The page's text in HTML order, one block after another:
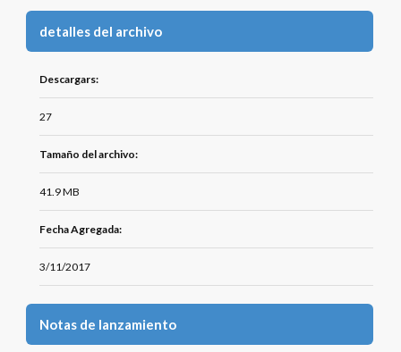
detalles del archivo
Descargars:
27
Tamaño del archivo:
41.9 MB
Fecha Agregada:
3/11/2017
Notas de lanzamiento